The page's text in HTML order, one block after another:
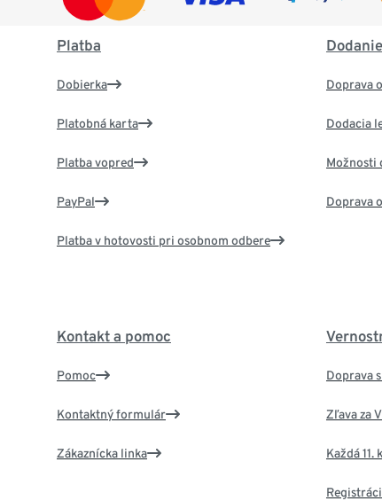
Platba
Dobierka
Platobná karta
Platba vopred
PayPal
Platba v hotovosti pri osobnom odbere
Dodanie
Doprava
Dodacia
Možnosti
Doprava
Kontakt a pomoc
Pomoc
Kontaktný formulár
Zákaznícka linka
Doprava
Zľava za
Každá